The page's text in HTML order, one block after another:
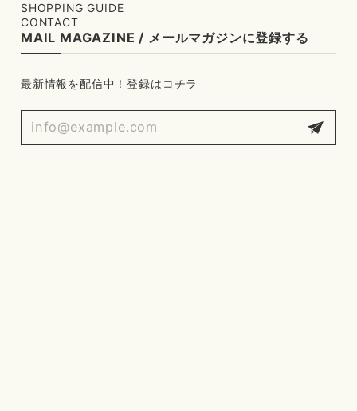
SHOPPING GUIDE
CONTACT
MAIL MAGAZINE / メールマガジンに登録する
最新情報を配信中！登録はコチラ